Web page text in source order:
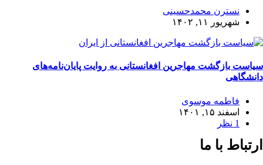
نسترن محمدحسینی
شهریور ۱۱, ۱۴۰۲
سیاست بازگشت مهاجرین افغانستانی به روایت پایان‌نامه‌های
دانشگاهی
فاطمه موسوی
اسفند ۱۵, ۱۴۰۱
1 نظر
ارتباط با ما